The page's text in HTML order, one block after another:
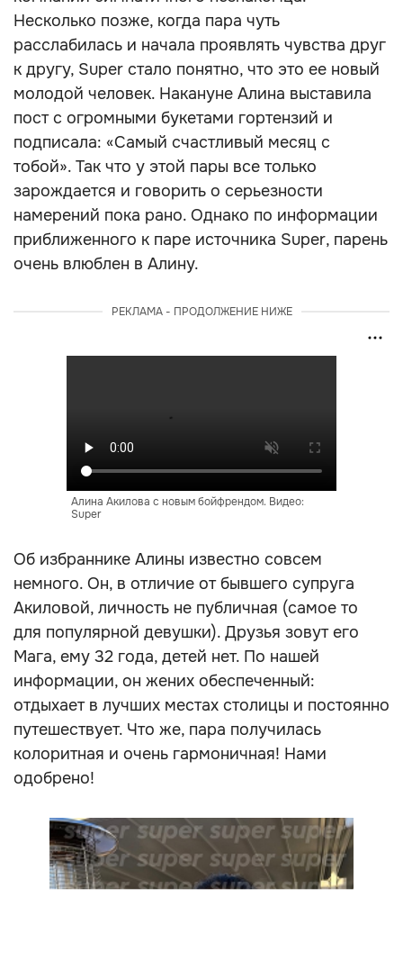
Несколько позже, когда пара чуть
расслабилась и начала проявлять чувства друг
к другу, Super стало понятно, что это ее новый
молодой человек. Накануне Алина выставила
пост с огромными букетами гортензий и
подписала: «Самый счастливый месяц с
тобой». Так что у этой пары все только
зарождается и говорить о серьезности
намерений пока рано. Однако по информации
приближенного к паре источника Super, парень
очень влюблен в Алину.
РЕКЛАМА - ПРОДОЛЖЕНИЕ НИЖЕ
Алина Акилова с новым бойфрендом. Видео:
Super
Об избраннике Алины известно совсем
немного. Он, в отличие от бывшего супруга
Акиловой, личность не публичная (самое то
для популярной девушки). Друзья зовут его
Мага, ему 32 года, детей нет. По нашей
информации, он жених обеспеченный:
отдыхает в лучших местах столицы и постоянно
путешествует. Что же, пара получилась
колоритная и очень гармоничная! Нами
одобрено!